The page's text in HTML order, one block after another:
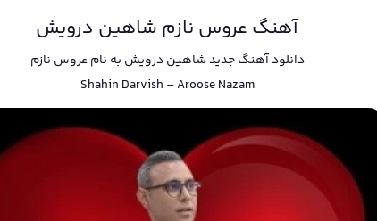
آهنگ عروس نازم شاهین درویش
دانلود آهنگ جدیدشاهین درویش به نامعروس نازم
Shahin Darvish –Aroose Nazam